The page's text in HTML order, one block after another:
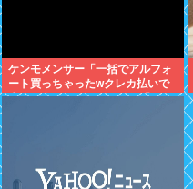
ケンモメンサー「一括でアルフォ
ート買っちゃったwクレカ払いで
来月の俺ごめんねー」銀行「デビ